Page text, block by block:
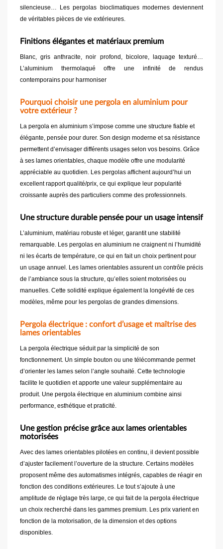
silencieuse… Les pergolas bioclimatiques modernes deviennent
de véritables pièces de vie extérieures.
Finitions élégantes et matériaux premium
Blanc, gris anthracite, noir profond, bicolore, laquage texturé…
L’aluminium thermolaqué offre une infinité de rendus
contemporains pour harmoniser
Pourquoi choisir une pergola en aluminium pour
votre extérieur ?
La pergola en aluminium s’impose comme une structure fiable et
élégante, pensée pour durer. Son design moderne et sa résistance
permettent d’envisager différents usages selon vos besoins. Grâce
à ses lames orientables, chaque modèle offre une modularité
appréciable au quotidien. Les pergolas affichent aujourd’hui un
excellent rapport qualité/prix, ce qui explique leur popularité
croissante auprès des particuliers comme des professionnels.
Une structure durable pensée pour un usage intensif
L’aluminium, matériau robuste et léger, garantit une stabilité
remarquable. Les pergolas en aluminium ne craignent ni l’humidité
ni les écarts de température, ce qui en fait un choix pertinent pour
un usage annuel. Les lames orientables assurent un contrôle précis
de l’ambiance sous la structure, qu’elles soient motorisées ou
manuelles. Cette solidité explique également la longévité de ces
modèles, même pour les pergolas de grandes dimensions.
Pergola électrique : confort d’usage et maîtrise des
lames orientables
La pergola électrique séduit par la simplicité de son
fonctionnement. Un simple bouton ou une télécommande permet
d’orienter les lames selon l’angle souhaité. Cette technologie
facilite le quotidien et apporte une valeur supplémentaire au
produit. Une pergola électrique en aluminium combine ainsi
performance, esthétique et praticité.
Une gestion précise grâce aux lames orientables
motorisées
Avec des lames orientables pilotées en continu, il devient possible
d’ajuster facilement l’ouverture de la structure. Certains modèles
proposent même des automatismes intégrés, capables de réagir en
fonction des conditions extérieures. Le tout s’ajoute à une
amplitude de réglage très large, ce qui fait de la pergola électrique
un choix recherché dans les gammes premium. Les prix varient en
fonction de la motorisation, de la dimension et des options
disponibles.